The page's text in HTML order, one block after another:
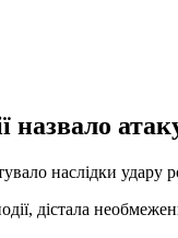
назвало
наслідки
дістала